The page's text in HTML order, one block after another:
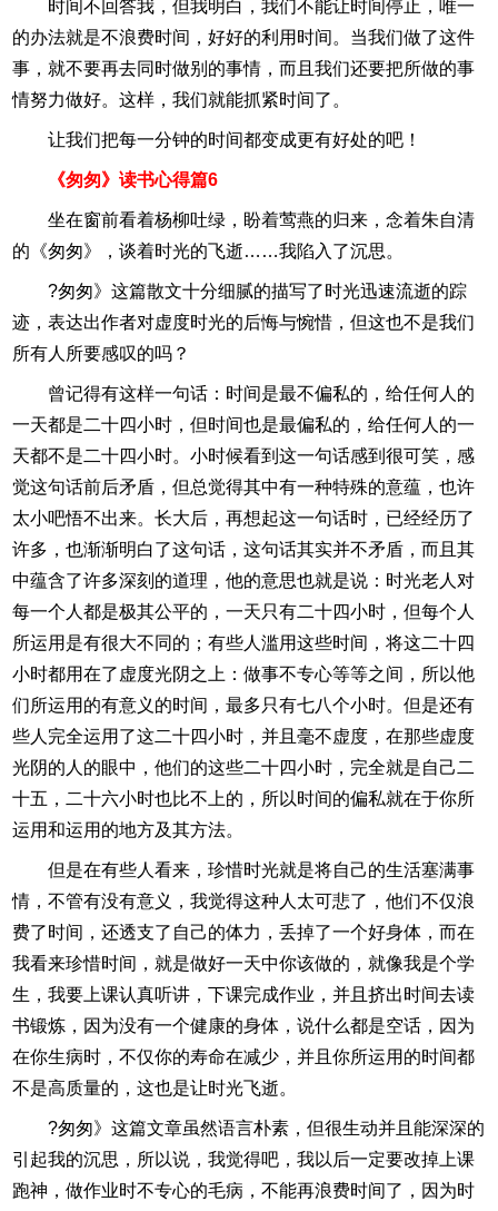
时间不回答我，但我明白，我们不能让时间停止，唯一
的办法就是不浪费时间，好好的利用时间。当我们做了这件
事，就不要再去同时做别的事情，而且我们还要把所做的事
情努力做好。这样，我们就能抓紧时间了。
让我们把每一分钟的时间都变成更有好处的吧！
《匆匆》读书心得篇6
坐在窗前看着杨柳吐绿，盼着莺燕的归来，念着朱自清
的《匆匆》，谈着时光的飞逝……我陷入了沉思。
?匆匆》这篇散文十分细腻的描写了时光迅速流逝的踪
迹，表达出作者对虚度时光的后悔与惋惜，但这也不是我们
所有人所要感叹的吗？
曾记得有这样一句话：时间是最不偏私的，给任何人的
一天都是二十四小时，但时间也是最偏私的，给任何人的一
天都不是二十四小时。小时候看到这一句话感到很可笑，感
觉这句话前后矛盾，但总觉得其中有一种特殊的意蕴，也许
太小吧悟不出来。长大后，再想起这一句话时，已经经历了
许多，也渐渐明白了这句话，这句话其实并不矛盾，而且其
中蕴含了许多深刻的道理，他的意思也就是说：时光老人对
每一个人都是极其公平的，一天只有二十四小时，但每个人
所运用是有很大不同的；有些人滥用这些时间，将这二十四
小时都用在了虚度光阴之上：做事不专心等等之间，所以他
们所运用的有意义的时间，最多只有七八个小时。但是还有
些人完全运用了这二十四小时，并且毫不虚度，在那些虚度
光阴的人的眼中，他们的这些二十四小时，完全就是自己二
十五，二十六小时也比不上的，所以时间的偏私就在于你所
运用和运用的地方及其方法。
但是在有些人看来，珍惜时光就是将自己的生活塞满事
情，不管有没有意义，我觉得这种人太可悲了，他们不仅浪
费了时间，还透支了自己的体力，丢掉了一个好身体，而在
我看来珍惜时间，就是做好一天中你该做的，就像我是个学
生，我要上课认真听讲，下课完成作业，并且挤出时间去读
书锻炼，因为没有一个健康的身体，说什么都是空话，因为
在你生病时，不仅你的寿命在减少，并且你所运用的时间都
不是高质量的，这也是让时光飞逝。
?匆匆》这篇文章虽然语言朴素，但很生动并且能深深的
引起我的沉思，所以说，我觉得吧，我以后一定要改掉上课
跑神，做作业时不专心的毛病，不能再浪费时间了，因为时